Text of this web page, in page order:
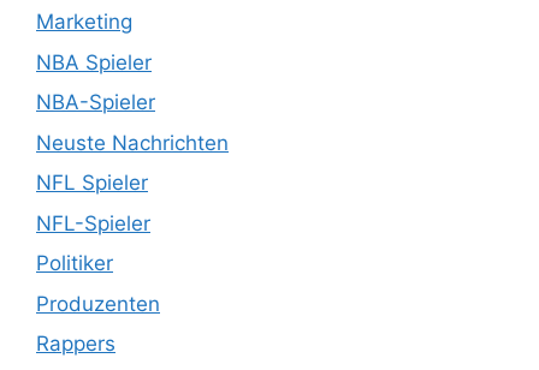
Marketing
NBA Spieler
NBA-Spieler
Neuste Nachrichten
NFL Spieler
NFL-Spieler
Politiker
Produzenten
Rappers